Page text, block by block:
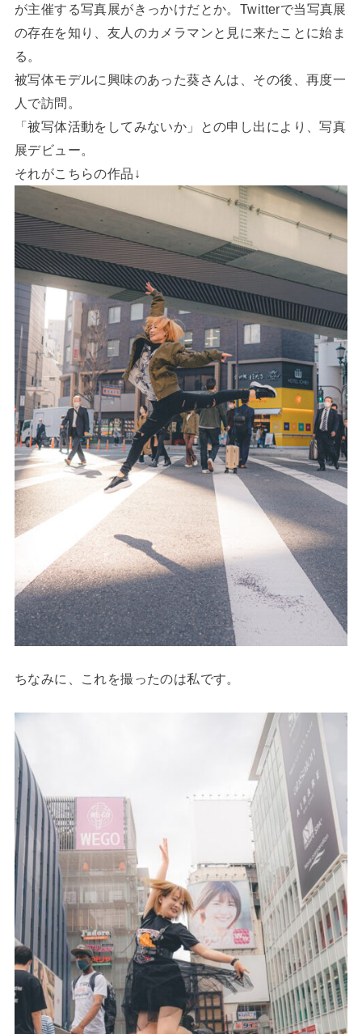
が主催する写真展がきっかけだとか。Twitterで当写真展
の存在を知り、友人のカメラマンと見に来たことに始ま
る。
被写体モデルに興味のあった葵さんは、その後、再度一
人で訪問。
「被写体活動をしてみないか」との申し出により、写真
展デビュー。
それがこちらの作品↓
ちなみに、これを撮ったのは私です。